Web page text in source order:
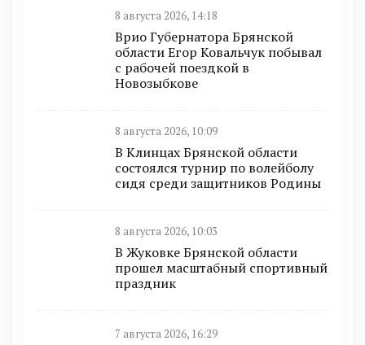
8 августа 2026, 14:18
Врио Губернатора Брянской
области Егор Ковальчук побывал
с рабочей поездкой в
Новозыбкове
8 августа 2026, 10:09
В Клинцах Брянской области
состоялся турнир по волейболу
сидя среди защитников Родины
8 августа 2026, 10:03
В Жуковке Брянской области
прошел масштабный спортивный
праздник
7 августа 2026, 16:29